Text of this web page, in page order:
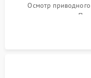
Осмотр
амортизаторов.
крестовины на